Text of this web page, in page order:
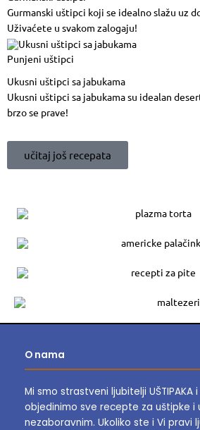
Gurmanski uštipci koji se idealno slažu uz
Uživaćete u svakom zalogaju!
Punjeni uštipci
Ukusni uštipci sa jabukama
Ukusni uštipci sa jabukama su idealan
brzo se prave!
učitaj još recepata
O nama
Mi smo strastveni ljubitelji UŠTIPAKA
objedinimo sve recepte za uštipke i
nezaboravnim. Ukoliko ste i Vi pravi